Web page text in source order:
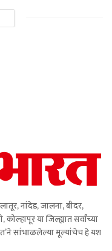
नांदेड, जालना, बीदर,
या जिल्ह्यात सर्वांच्या
सांभाळलेल्या मूल्यांचेच हे यश